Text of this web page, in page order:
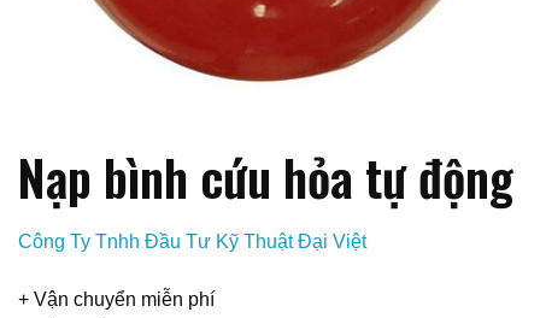
Nạp bình cứu hỏa tự động
Công Ty Tnhh Đầu Tư Kỹ Thuật Đại Việt
+ Vận chuyển miễn phí